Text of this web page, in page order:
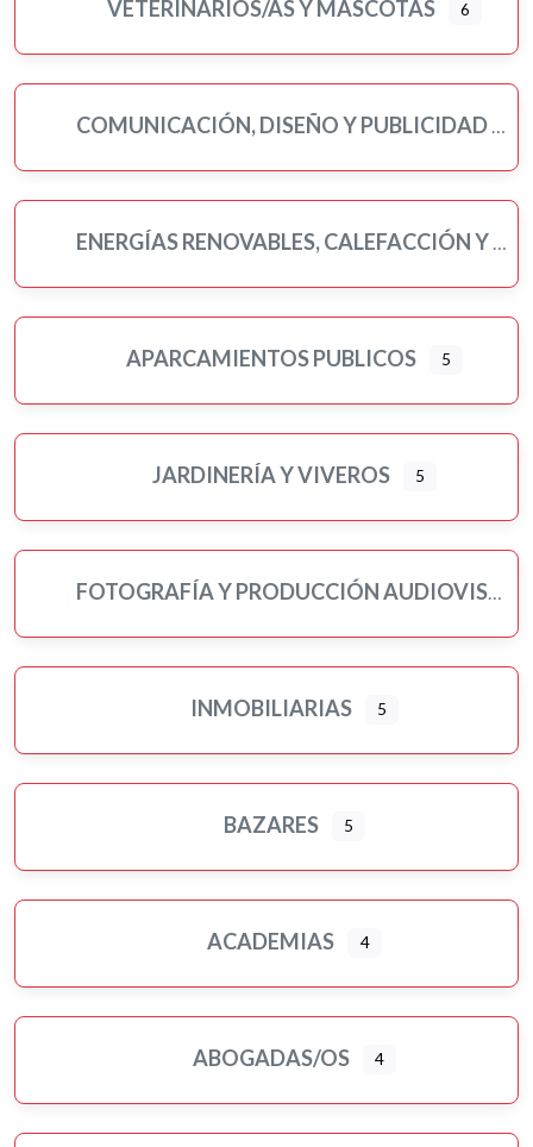
VETERINARIOS/AS Y MASCOTAS 6
COMUNICACIÓN, DISEÑO Y PUBLICIDAD
ENERGÍAS RENOVABLES, CALEFACCIÓN Y FONTANERÍA
APARCAMIENTOS PUBLICOS 5
JARDINERÍA Y VIVEROS 5
FOTOGRAFÍA Y PRODUCCIÓN AUDIOVISUAL
INMOBILIARIAS 5
BAZARES 5
ACADEMIAS 4
ABOGADAS/OS 4